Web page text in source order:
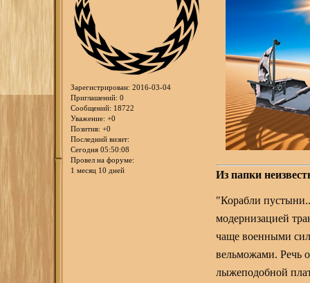
Зарегистрирован: 2016-03-04
Приглашений: 0
Сообщений: 18722
Уважение: +0
Позитив: +0
Последний визит:
Сегодня 05:50:08
Провел на форуме:
1 месяц 10 дней
Из папки
"Корабли
модернизацией
чаще военными
вельможами. Речь
лыжеподобной